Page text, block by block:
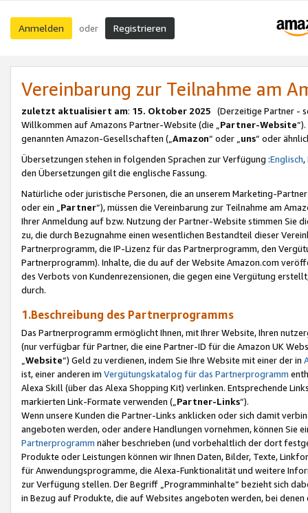
Anmelden oder Registrieren
Vereinbarung zur Teilnahme am
zuletzt aktualisiert am: 15. Oktober 2025 (Derzeitige Partner -
Willkommen auf Amazons Partner-Website (die „Partner-Website
genannten Amazon-Gesellschaften („Amazon“ oder „uns“ oder
Übersetzungen stehen in folgenden Sprachen zur Verfügung :Englisch,
den Übersetzungen gilt die englische Fassung.
Natürliche oder juristische Personen, die an unserem Marketing-
oder ein „Partner“), müssen die Vereinbarung zur Teilnahme am
Ihrer Anmeldung auf bzw. Nutzung der Partner-Website stimmen Sie
zu, die durch Bezugnahme einen wesentlichen Bestandteil dieser
Partnerprogramm, die IP-Lizenz für das Partnerprogramm, den
Partnerprogramm). Inhalte, die du auf der Website Amazon.com
des Verbots von Kundenrezensionen, die gegen eine Vergütung
durch.
1.Beschreibung des Partnerprogramms
Das Partnerprogramm ermöglicht Ihnen, mit Ihrer Website, Ihren
(nur verfügbar für Partner, die eine Partner-ID für die Amazon UK
Website“) Geld zu verdienen, indem Sie Ihre Website mit einer der in
ist, einer anderen im Vergütungskatalog für das Partnerprogramm
Alexa Skill (über das Alexa Shopping Kit) verlinken. Entsprechende
markierten Link-Formate verwenden („ Partner-Links“).
Wenn unsere Kunden die Partner-Links anklicken oder sich damit
angeboten werden, oder andere Handlungen vornehmen, können Sie
Partnerprogramm näher beschrieben (und vorbehaltlich der dort
Produkte oder Leistungen können wir Ihnen Daten, Bilder, Texte,
für Anwendungsprogramme, die Alexa-Funktionalität und weitere
zur Verfügung stellen. Der Begriff „Programminhalte“ bezieht sich
in Bezug auf Produkte, die auf Websites angeboten werden, bei